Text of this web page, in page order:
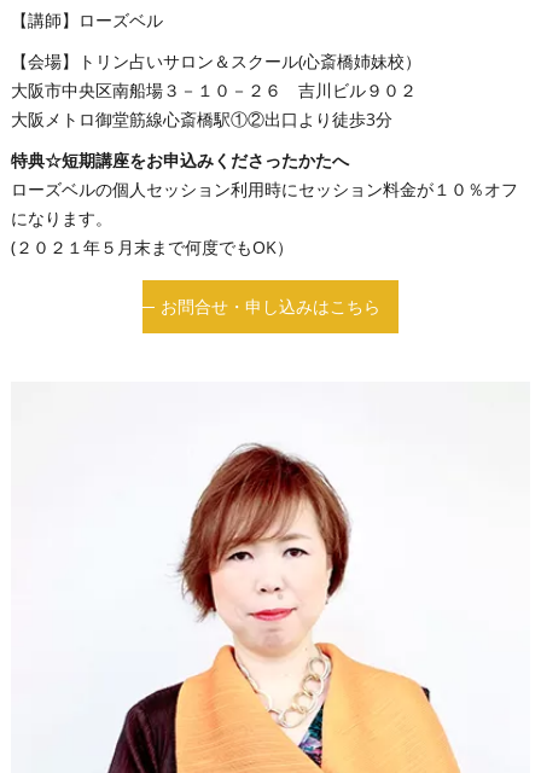
【講師】ローズベル
【会場】トリン占いサロン＆スクール(心斎橋姉妹校）
大阪市中央区南船場３－１０－２６ 吉川ビル９０２
大阪メトロ御堂筋線心斎橋駅①②出口より徒歩3分
特典☆短期講座をお申込みくださったかたへ
ローズベルの個人セッション利用時にセッション料金が１０％オフ
になります。
(２０２１年５月末まで何度でもOK）
お問合せ・申し込みはこちら